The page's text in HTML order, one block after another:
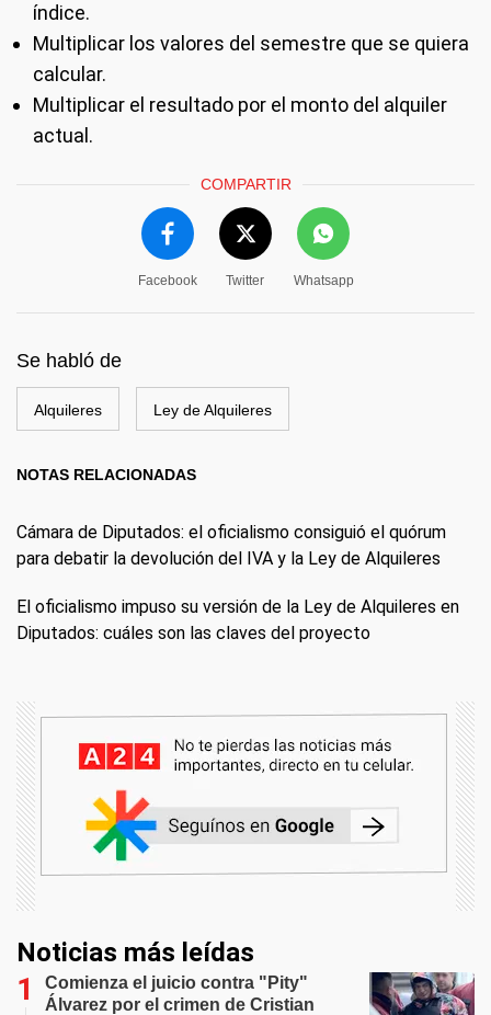
índice.
Multiplicar los valores del semestre que se quiera
calcular.
Multiplicar el resultado por el monto del alquiler
actual.
COMPARTIR
Facebook Twitter Whatsapp
Se habló de
Alquileres Ley de Alquileres
NOTAS RELACIONADAS
Cámara de Diputados: el oficialismo consiguió el quórum
para debatir la devolución del IVA y la Ley de Alquileres
El oficialismo impuso su versión de la Ley de Alquileres en
Diputados: cuáles son las claves del proyecto
Noticias más leídas
Comienza el juicio contra "Pity"
Álvarez por el crimen de Cristian